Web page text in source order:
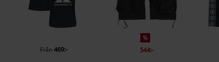
Från469:-
%
544:-